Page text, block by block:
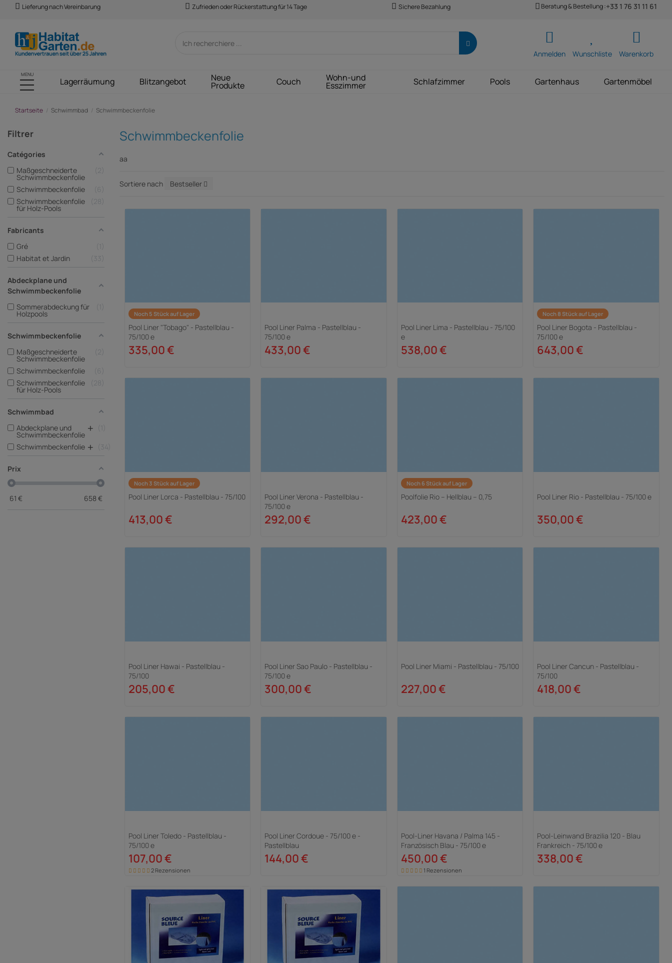
Lieferung nach Vereinbarung Zufrieden oder Rückerstattung für 14 Tage Sichere Bezahlung Beratung & Bestellung :+33 1 76 31 11 61
Anmelden Wunschliste Warenkorb
MENU
Lagerräumung Blitzangebot Neue
Produkte Couch Wohn-und
Esszimmer Schlafzimmer Pools Gartenhaus Gartenmöbel
Startseite Schwimmbad Schwimmbeckenfolie
Schwimmbeckenfolie
aa
Sortiere nach Bestseller
Noch 5 Stück auf Lager
Pool Liner "Tobago" - Pastellblau -
75/100 e
335,00 €
Pool Liner Palma - Pastellblau -
75/100 e
433,00 €
Pool Liner Lima - Pastellblau - 75/100
e
538,00 €
Noch 8 Stück auf Lager
Pool Liner Bogota - Pastellblau -
75/100 e
643,00 €
Noch 3 Stück auf Lager
Pool Liner Lorca - Pastellblau - 75/100
413,00 €
Pool Liner Verona - Pastellblau -
75/100 e
292,00 €
Noch 6 Stück auf Lager
Poolfolie Rio – Hellblau – 0,75
423,00 €
Pool Liner Rio - Pastellblau - 75/100 e
350,00 €
Pool Liner Hawai - Pastellblau -
75/100
205,00 €
Pool Liner Sao Paulo - Pastellblau -
75/100 e
300,00 €
Pool Liner Miami - Pastellblau - 75/100
227,00 €
Pool Liner Cancun - Pastellblau -
75/100
418,00 €
Pool Liner Toledo - Pastellblau -
75/100 e
107,00 €
2 Rezensionen
Pool Liner Cordoue - 75/100 e -
Pastellblau
144,00 €
Pool-Liner Havana / Palma 145 -
Französisch Blau - 75/100 e
450,00 €
1 Rezensionen
Pool-Leinwand Brazilia 120 - Blau
Frankreich - 75/100 e
338,00 €
Filtrer
Catégories
Maßgeschneiderte
Schwimmbeckenfolie
Schwimmbeckenfolie
6
Schwimmbeckenfolie
für Holz-Pools
28
Fabricants
Gré
Habitat et Jardin
33
Abdeckplane und
Schwimmbeckenfolie
Sommerabdeckung für
Holzpools
Schwimmbeckenfolie
Maßgeschneiderte
Schwimmbeckenfolie
Schwimmbeckenfolie
6
Schwimmbeckenfolie
für Holz-Pools
28
Schwimmbad
Abdeckplane und
Schwimmbeckenfolie
+
Schwimmbeckenfolie + 34
Prix
61 € 658 €